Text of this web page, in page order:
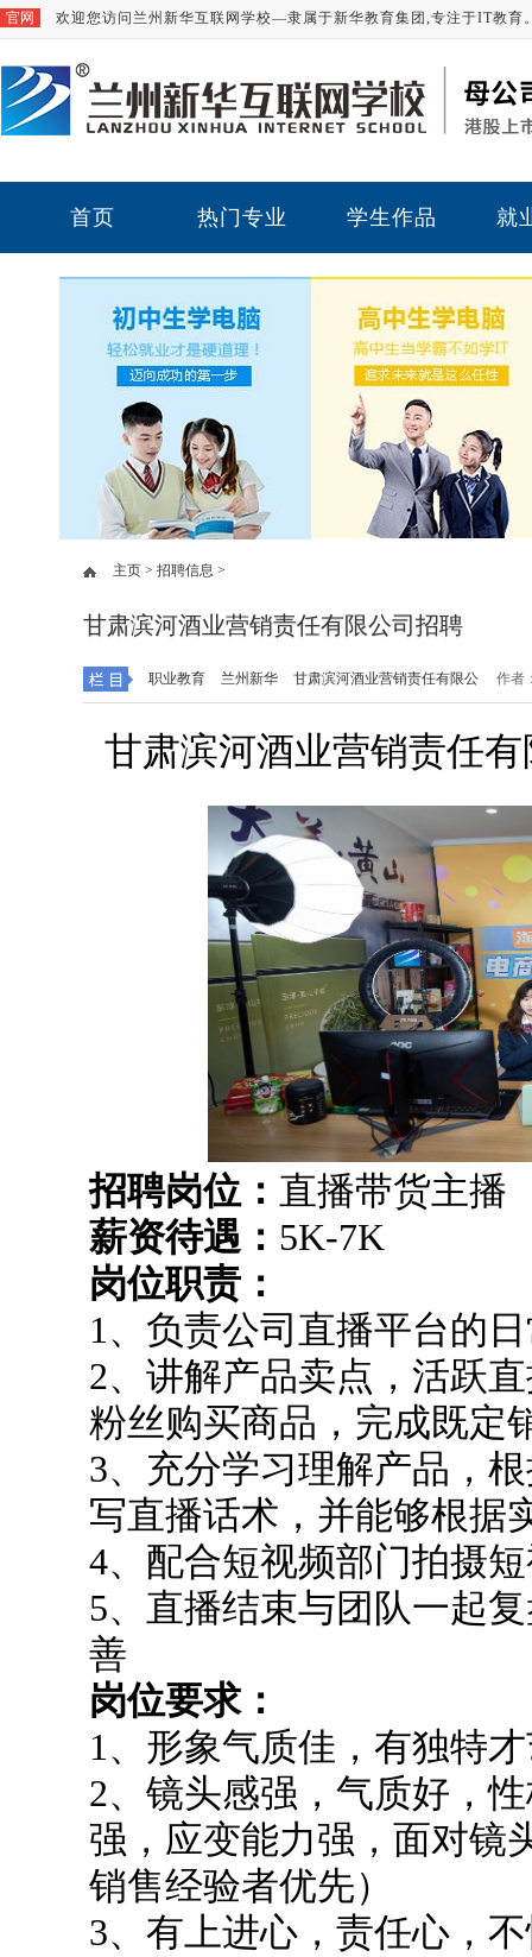
官网 欢迎您访问兰州新华互联网学校—隶属于新华教育集团,专注于IT教育
首页 热门专业 学生作品 就
主页 > 招聘信息 >
甘肃滨河酒业营销责任有限公司招聘
职业教育 兰州新华 甘肃滨河酒业营销责任有限公 作者
甘肃滨河酒业营销责任
招聘岗位： 直播带货主播
薪资待遇： 5K-7K
岗位职责：
1、负责公司直播平台的
2、讲解产品卖点，活跃
粉丝购买商品，完成既定
3、充分学习理解产品，
写直播话术，并能够根据
4、配合短视频部门拍摄
5、直播结束与团队一起
善
岗位要求：
1、形象气质佳，有独特
2、镜头感强，气质好，
强，应变能力强，面对镜
销售经验者优先）
3、有上进心，责任心，